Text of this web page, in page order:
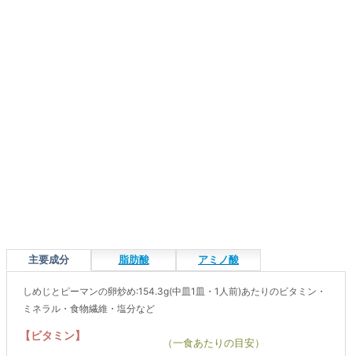
主要成分 脂肪酸 アミノ酸
しめじとピーマンの卵炒め:154.3g(中皿1皿・1人前)あたりのビタミン・
ミネラル・食物繊維・塩分など
【ビタミン】
（一食あたりの目安）